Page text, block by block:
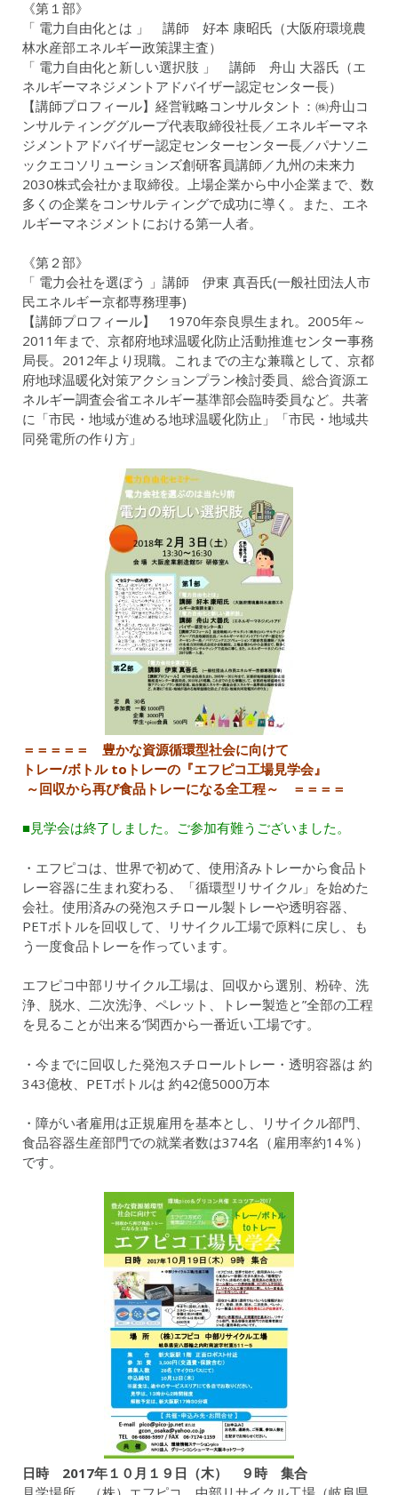
《第１部》
「 電力自由化とは 」 講師 好本 康昭氏（大阪府環境農
林水産部エネルギー政策課主査）
「 電力自由化と新しい選択肢 」 講師 舟山 大器氏（エ
ネルギーマネジメントアドバイザー認定センター長）
【講師プロフィール】経営戦略コンサルタント：㈱舟山コ
ンサルティンググループ代表取締役社長／エネルギーマネ
ジメントアドバイザー認定センターセンター長／パナソニ
ックエコソリューションズ創研客員講師／九州の未来力
2030株式会社かま取締役。上場企業から中小企業まで、数
多くの企業をコンサルティングで成功に導く。また、エネ
ルギーマネジメントにおける第一人者。
《第２部》
「 電力会社を選ぼう 」講師 伊東 真吾氏(一般社団法人市
民エネルギー京都専務理事)
【講師プロフィール】 1970年奈良県生まれ。2005年～
2011年まで、京都府地球温暖化防止活動推進センター事務
局長。2012年より現職。これまでの主な兼職として、京都
府地球温暖化対策アクションプラン検討委員、総合資源エ
ネルギー調査会省エネルギー基準部会臨時委員など。共著
に「市民・地域が進める地球温暖化防止」「市民・地域共
同発電所の作り方」
＝＝＝＝＝ 豊かな資源循環型社会に向けて
トレー/ボトル toトレーの 『エフピコ工場見学会』
～回収から再び食品トレーになる全工程～ ＝＝＝＝
■見学会は終了しました。ご参加有難うございました。
・エフピコは、世界で初めて、使用済みトレーから食品ト
レー容器に生まれ変わる、「循環型リサイクル」を始めた
会社。使用済みの発泡スチロール製トレーや透明容器、
PETボトルを回収して、リサイクル工場で原料に戻し、も
う一度食品トレーを作っています。
エフピコ中部リサイクル工場は、回収から選別、粉砕、洗
浄、脱水、二次洗浄、ペレット、トレー製造と”全部の工程
を見ることが出来る”関西から一番近い工場です。
・今までに回収した発泡スチロールトレー・透明容器は 約
343億枚、PETボトルは 約42億5000万本
・障がい者雇用は正規雇用を基本とし、リサイクル部門、
食品容器生産部門での就業者数は374名（雇用率約14％）
です。
日時 2017年１０月１９日（木） ９時 集合